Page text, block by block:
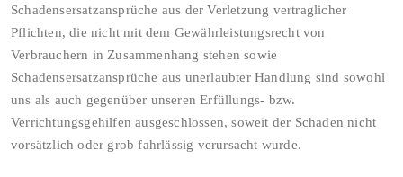
Schadensersatzansprüche aus der Verletzung vertraglicher
Pflichten, die nicht mit dem Gewährleistungsrecht von
Verbrauchern in Zusammenhang stehen sowie
Schadensersatzansprüche aus unerlaubter Handlung sind sowohl
uns als auch gegenüber unseren Erfüllungs- bzw.
Verrichtungsgehilfen ausgeschlossen, soweit der Schaden nicht
vorsätzlich oder grob fahrlässig verursacht wurde.